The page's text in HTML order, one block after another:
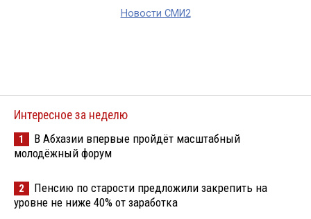
Новости СМИ2
Интересное за неделю
1
В Абхазии впервые пройдёт масштабный
молодёжный форум
2
Пенсию по старости предложили закрепить на
уровне не ниже 40% от заработка